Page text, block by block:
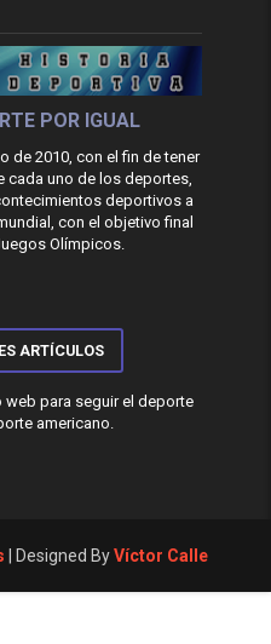
POR IGUAL
de 2010, con el fin de tener
cada uno de los deportes,
deportivos a
con el objetivo final
Olímpicos.
ARTÍCULOS
para seguir el deporte
americano.
| Designed ByVíctor Calle